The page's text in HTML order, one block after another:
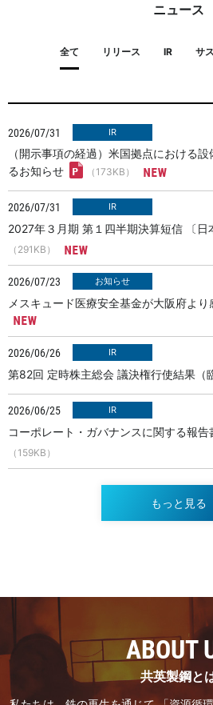
ニュース
全て リリース IR サ
2026/07/31
（開示事項の経過）米国拠点における
るお知らせ
（173KB）
2026/07/31
2027年３月期 第１四半期決算短信 〔日
（291KB）
2026/07/23
メスキュード医療安全基金が大阪府よ
2026/06/26
第82回 定時株主総会 議決権行使結果（
2026/06/25
コーポレート・ガバナンスに関する報
（159KB）
もっと見る
ABOUT
共英製鋼と